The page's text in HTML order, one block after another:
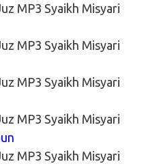
MP3 Syaikh Misyari
MP3 Syaikh Misyari
MP3 Syaikh Misyari
MP3 Syaikh Misyari
MP3 Syaikh Misyari